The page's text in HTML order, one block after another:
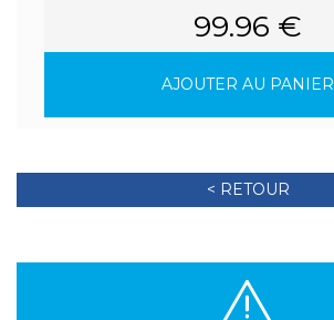
99.96 €
AJOUTER AU PANIER
< RETOUR